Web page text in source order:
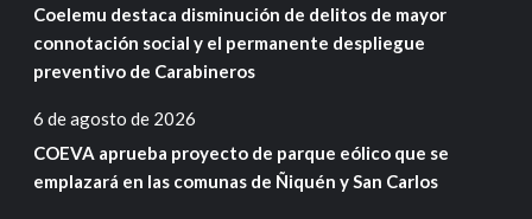
Coelemu destaca disminución de delitos de mayor
connotación social y el permanente despliegue
preventivo de Carabineros
6 de agosto de 2026
COEVA aprueba proyecto de parque eólico que se
emplazará en las comunas de Ñiquén y San Carlos